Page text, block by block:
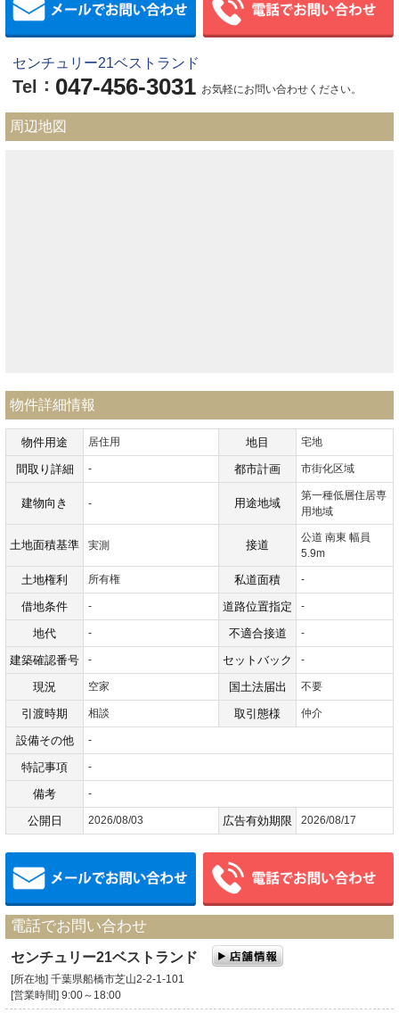
センチュリー21ベストランド
Tel ： 047-456-3031 お気軽にお問い合わせください。
周辺地図
物件詳細情報
物件用途 居住用 地目 宅地
間取り詳細 - 都市計画 市街化区域
建物向き - 用途地域
第一種低層住居専
用地域
土地面積基準 実測 接道
公道 南東 幅員
5.9m
土地権利 所有権 私道面積 -
借地条件 - 道路位置指定 -
地代 - 不適合接道 -
建築確認番号 - セットバック -
現況 空家 国土法届出 不要
引渡時期 相談 取引態様 仲介
設備その他 -
特記事項 -
備考 -
公開日 2026/08/03 広告有効期限 2026/08/17
メールでお問い合わせ
電話でお問い合わせ
センチュリー21ベストランド
[所在地] 千葉県船橋市芝山2-2-1-101
[営業時間] 9:00～18:00